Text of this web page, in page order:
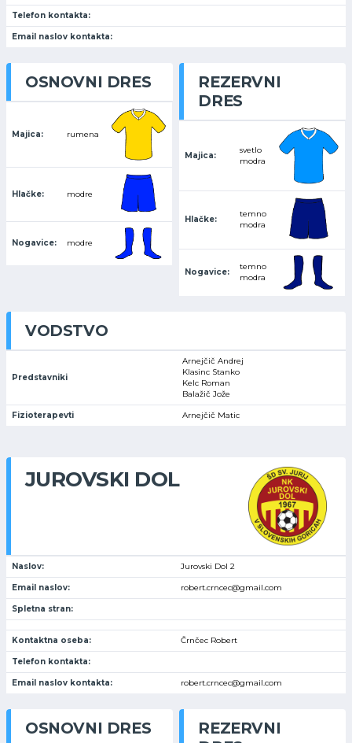
Telefon kontakta:
Email naslov kontakta:
OSNOVNI DRES
Majica: rumena
Hlačke: modre
Nogavice: modre
REZERVNI
DRES
Majica:
svetlo
modra
Hlačke:
temno
modra
Nogavice:
temno
modra
VODSTVO
Predstavniki
Arnejčič Andrej
Klasinc Stanko
Kelc Roman
Balažič Jože
Fizioterapevti Arnejčič Matic
JUROVSKI DOL
Naslov: Jurovski Dol 2
Email naslov: robert.crncec@gmail.com
Spletna stran:
Kontaktna oseba: Črnčec Robert
Telefon kontakta:
Email naslov kontakta: robert.crncec@gmail.com
OSNOVNI DRES
REZERVNI